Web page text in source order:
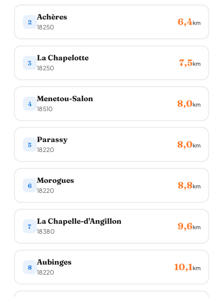
2
Achères
18250 6,4km
3
La Chapelotte
18250 7,5km
4
Menetou-Salon
18510 8,0km
5
Parassy
18220 8,0km
6
Morogues
18220 8,8km
7
La Chapelle-d'Angillon
18380 9,6km
8
Aubinges
18220 10,1km